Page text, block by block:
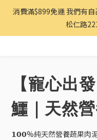
消費滿$899免運 我們有
松仁路
【寵心出
鱷｜天然
𝟭𝟬𝟬%純天然營養蔬果肉